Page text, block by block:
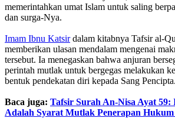
memerintahkan umat Islam untuk saling
dan surga-Nya.
Imam Ibnu Katsirdalam kitabnya Tafsir al-
memberikan ulasan mendalam mengenai
tersebut. Ia menegaskan bahwa anjuran
perintah mutlak untuk bergegas melakukan
bentuk pendekatan diri kepada Sang Pencipta.
Baca juga: Tafsir Surah An-Nisa Ayat 59:
Adalah Syarat Mutlak Penerapan